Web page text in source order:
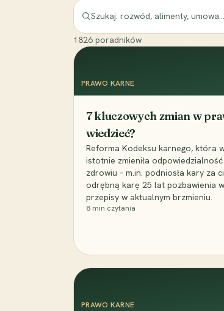
1826 poradników
PRAWO KARNE
7 kluczowych zmian w
wiedzieć?
Reforma Kodeksu karnego, która
istotnie zmieniła
zdrowiu – m.in. podniosła kary za
odrębną karę 25 lat pozbawienia
przepisy w aktualnym brzmieniu.
8 min czytania
PRAWO KARNE